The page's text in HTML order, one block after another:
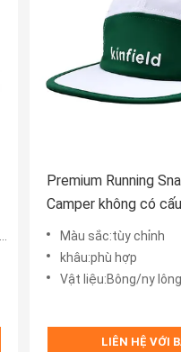
Premium Running
Camper không có
chống nước 5 Panel
Logo
Màu sắc:tùy chỉnh
khâu:phù hợp
Vật liệu:Bông/ny
LIÊN HỆ VỚI